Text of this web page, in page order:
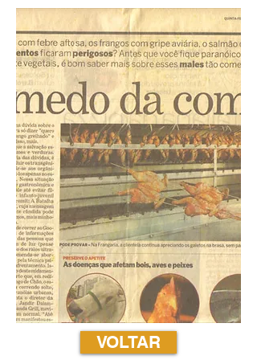
VOLTAR